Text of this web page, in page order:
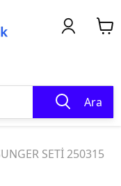
Ara
SETİ 250315